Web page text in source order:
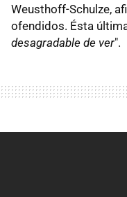
Weusthoff-Schulze,
ofendidos. Ésta
desagradable de ver".